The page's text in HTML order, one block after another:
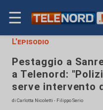
☰
L'episodio
Pestaggio a
a Telenord:
serve intervento
di Carlotta Nicoletti - Filippo Serio